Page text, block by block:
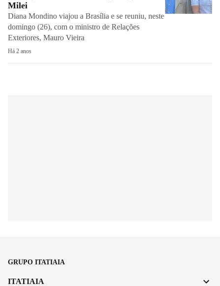
Milei
Diana Mondino viajou a Brasília e se reuniu, neste
domingo (26), com o ministro de Relações
Exteriores, Mauro Vieira
Há 2 anos
GRUPO ITATIAIA
ITATIAIA